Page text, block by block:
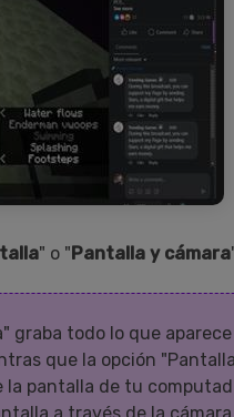
" o "Pantalla y cámara
graba todo lo que
que la opción
la pantalla de tu
a través de la cámara